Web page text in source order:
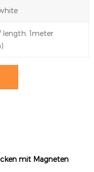
1meter
mit Magneten